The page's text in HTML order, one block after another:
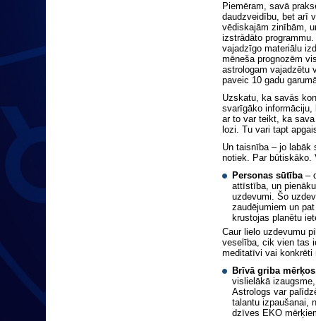
Piemēram, savā
daudzveidību, bet arī
vēdiskajām zinībām,
izstrādāto
vajadzīgo materiālu
mēneša prognozēm
astrologam vajadzētu
paveic 10 gadu
Uzskatu, ka savās
svarīgāko informāciju,
ar to var teikt, ka
lozi. Tu vari tapt
Un taisnība – jo labāk
notiek. Par būtiskāko.
Personas sūtība–
attīstība, un
uzdevumi. Šo
zaudējumiem un
krustojas planētu
Caur lielo uzdevumu
veselība, cik vien tas
meditatīvi vai konkrēti
Brīvā griba
vislielākā
Astrologs var
talantu izpaušanai,
dzīves EKO